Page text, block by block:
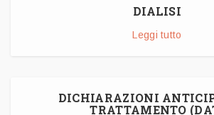
DIALISI
Leggi tutto
DICHIARAZIONI
TRATTAMENTO